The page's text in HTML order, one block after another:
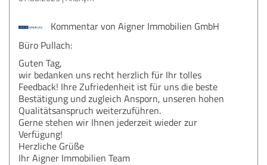
Kommentar von Aigner Immobilien GmbH
Büro Pullach:
Guten Tag,
wir bedanken uns recht herzlich für Ihr tolles
Feedback! Ihre Zufriedenheit ist für uns die beste
Bestätigung und zugleich Ansporn, unseren hohen
Qualitätsanspruch weiterzuführen.
Gerne stehen wir Ihnen jederzeit wieder zur
Verfügung!
Herzliche Grüße
Ihr Aigner Immobilien Team